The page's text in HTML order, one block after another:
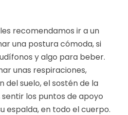
recomendamos ir a un
una postura cómoda, si
y algo para beber.
unas respiraciones,
del suelo, el sostén de la
los puntos de apoyo
espalda, en todo el cuerpo.